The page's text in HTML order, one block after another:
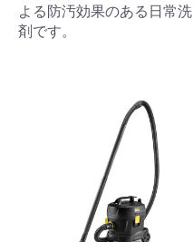
よる防汚効果のある日常洗
剤です。